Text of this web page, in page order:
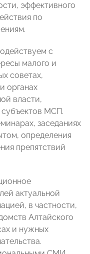
эффективного
по
с
малого и
советах,
органах
власти,
МСП.
заседаниях
определения
препятствий
актуальной
в частности,
Алтайского
и нужных